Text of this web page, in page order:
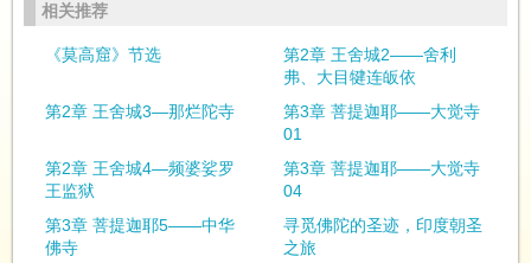
相关推荐
《莫高窟》节选
第2章 王舍城2——舍利
弗、大目犍连皈依
第2章 王舍城3—那烂陀寺
第3章 菩提迦耶——大觉寺
01
第2章 王舍城4—频婆娑罗
王监狱
第3章 菩提迦耶——大觉寺
04
第3章 菩提迦耶5——中华
佛寺
寻觅佛陀的圣迹，印度朝圣
之旅